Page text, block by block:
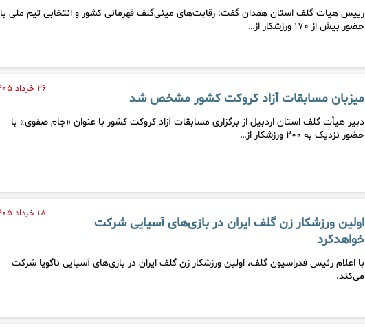
رییس هیات گلف استان همدان گفت: رقابت‌های مینی‌گلف قهرمانی کشور و انتخابی تیم ملی با
حضور بیش از ۱۷۰ ورزشکار از…
۲۶ خرداد ۱۴۰۵
میزبان مسابقات آزاد کروکت کشور مشخص شد
دبیر هیأت گلف استان اردبیل از برگزاری مسابقات آزاد کروکت کشور با عنوان «جام صفوی» با
حضور نزدیک به ۲۰۰ ورزشکار از…
۱۸ خرداد ۱۴۰۵
اولین ورزشکار زن گلف ایران در بازی‌های آسیایی شرکت
خواهدکرد
با اعلام رئیس فدراسیون گلف، اولین ورزشکار زن گلف ایران در بازی‌های آسیایی ناگویا شرکت
می‌کند.